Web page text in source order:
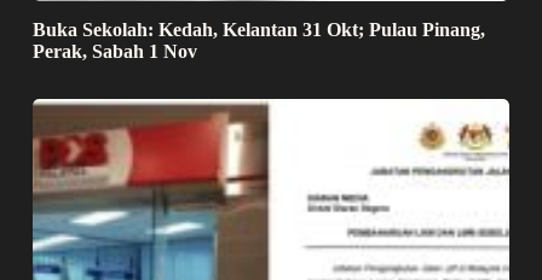
Buka Sekolah: Kedah, Kelantan 31 Okt; Pulau Pinang,
Perak, Sabah 1 Nov